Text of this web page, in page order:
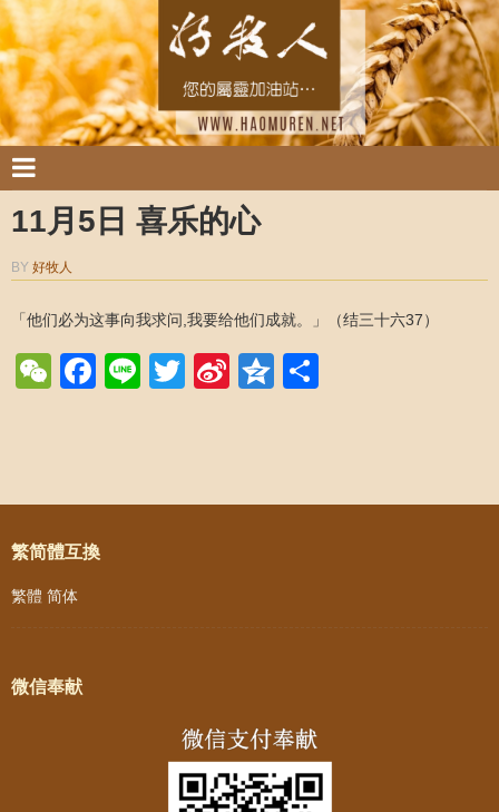
11月5日 喜乐的心
BY 好牧人
「他们必为这事向我求问,我要给他们成就。」（结三十六37）
WeChat
Facebook
LineTwitter
SinaQzone
Post navigation
繁简體互換
繁體 简体
微信奉献